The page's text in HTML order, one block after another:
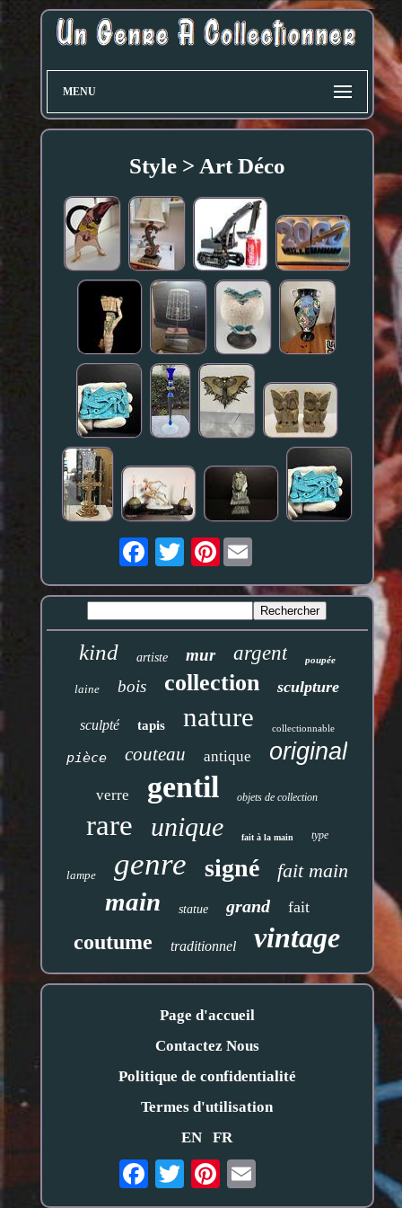
MENU
Style > Art Déco
Pinterest
kind artiste mur argent poupée
laine bois collection sculpture
sculpté tapis nature collectionnable
pièce couteau antique original
verre gentil objets de collection
rare unique fait à la main type
lampe genre signé fait main
main statue grand fait
coutume traditionnel vintage
Page d'accueil
Contactez Nous
Politique de confidentialité
Termes d'utilisation
EN
FR